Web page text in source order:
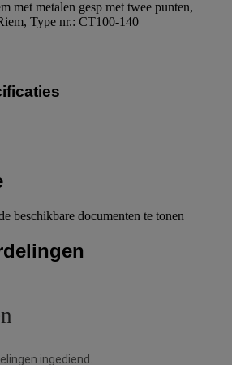
met metalen gesp met twee punten,
Type nr.: CT100-140
beschikbare documenten te tonen